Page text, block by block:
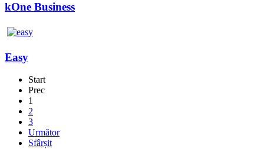
kOne Business
Easy
Start
Prec
1
2
3
Următor
Sfârșit